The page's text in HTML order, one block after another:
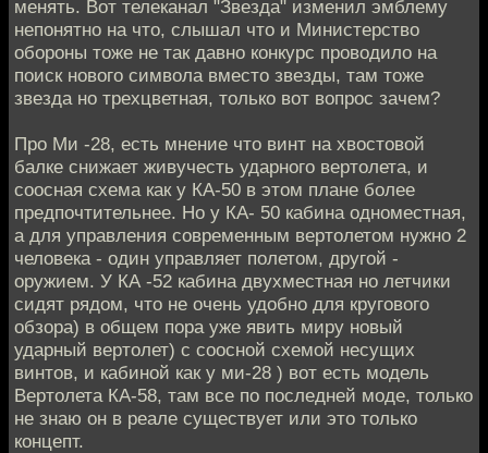
менять. Вот телеканал "Звезда" изменил эмблему
непонятно на что, слышал что и Министерство
обороны тоже не так давно конкурс проводило на
поиск нового символа вместо звезды, там тоже
звезда но трехцветная, только вот вопрос зачем?
Про Ми -28, есть мнение что винт на хвостовой
балке снижает живучесть ударного вертолета, и
соосная схема как у КА-50 в этом плане более
предпочтительнее. Но у КА- 50 кабина одноместная,
а для управления современным вертолетом нужно 2
человека - один управляет полетом, другой -
оружием. У КА -52 кабина двухместная но летчики
сидят рядом, что не очень удобно для кругового
обзора) в общем пора уже явить миру новый
ударный вертолет) с соосной схемой несущих
винтов, и кабиной как у ми-28 ) вот есть модель
Вертолета КА-58, там все по последней моде, только
не знаю он в реале существует или это только
концепт.